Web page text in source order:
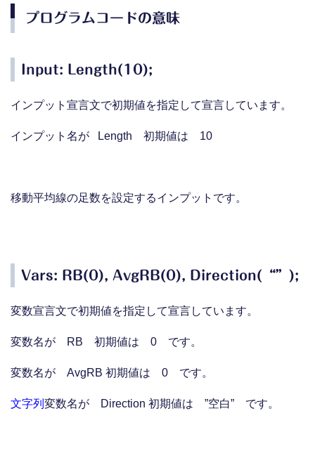
プログラムコードの意味
Input: Length(10);
インプット宣言文で初期値を指定して宣言しています。
インプット名が Length 初期値は 10
移動平均線の足数を設定するインプットです。
Vars: RB(0), AvgRB(0), Direction(“”);
変数宣言文で初期値を指定して宣言しています。
変数名が RB 初期値は 0 です。
変数名が AvgRB 初期値は 0 です。
文字列 変数名が Direction 初期値は ”空白” です。